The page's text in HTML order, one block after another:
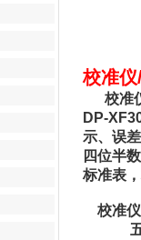
校准
校准
DP-
示、误
四位半
标准表
校准
五½位